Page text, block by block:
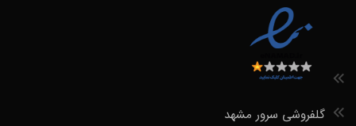
گلفروشی سرور مشهد